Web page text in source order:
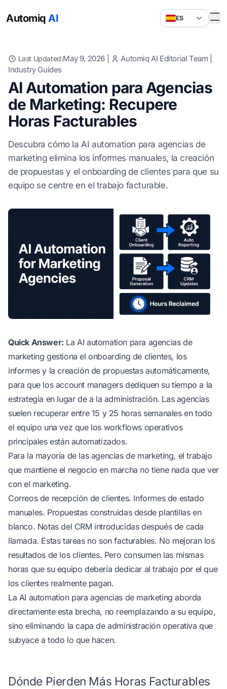
Automiq AI ES
Last Updated:May 9, 2026 Automiq AI Editorial Team
Industry Guides
AI Automation para Agencias
de Marketing: Recupere
Horas Facturables
Descubra cómo la AI automation para agencias de
marketing elimina los informes manuales, la creación
de propuestas y el onboarding de clientes para que su
equipo se centre en el trabajo facturable.
Quick Answer: La AI automation para agencias de
marketing gestiona el onboarding de clientes, los
informes y la creación de propuestas automáticamente,
para que los account managers dediquen su tiempo a la
estrategia en lugar de a la administración. Las agencias
suelen recuperar entre 15 y 25 horas semanales en todo
el equipo una vez que los workflows operativos
principales están automatizados.
Para la mayoría de las agencias de marketing, el trabajo
que mantiene el negocio en marcha no tiene nada que ver
con el marketing.
Correos de recepción de clientes. Informes de estado
manuales. Propuestas construidas desde plantillas en
blanco. Notas del CRM introducidas después de cada
llamada. Estas tareas no son facturables. No mejoran los
resultados de los clientes. Pero consumen las mismas
horas que su equipo debería dedicar al trabajo por el que
los clientes realmente pagan.
La AI automation para agencias de marketing aborda
directamente esta brecha, no reemplazando a su equipo,
sino eliminando la capa de administración operativa que
subyace a todo lo que hacen.
Dónde Pierden Más Horas Facturables